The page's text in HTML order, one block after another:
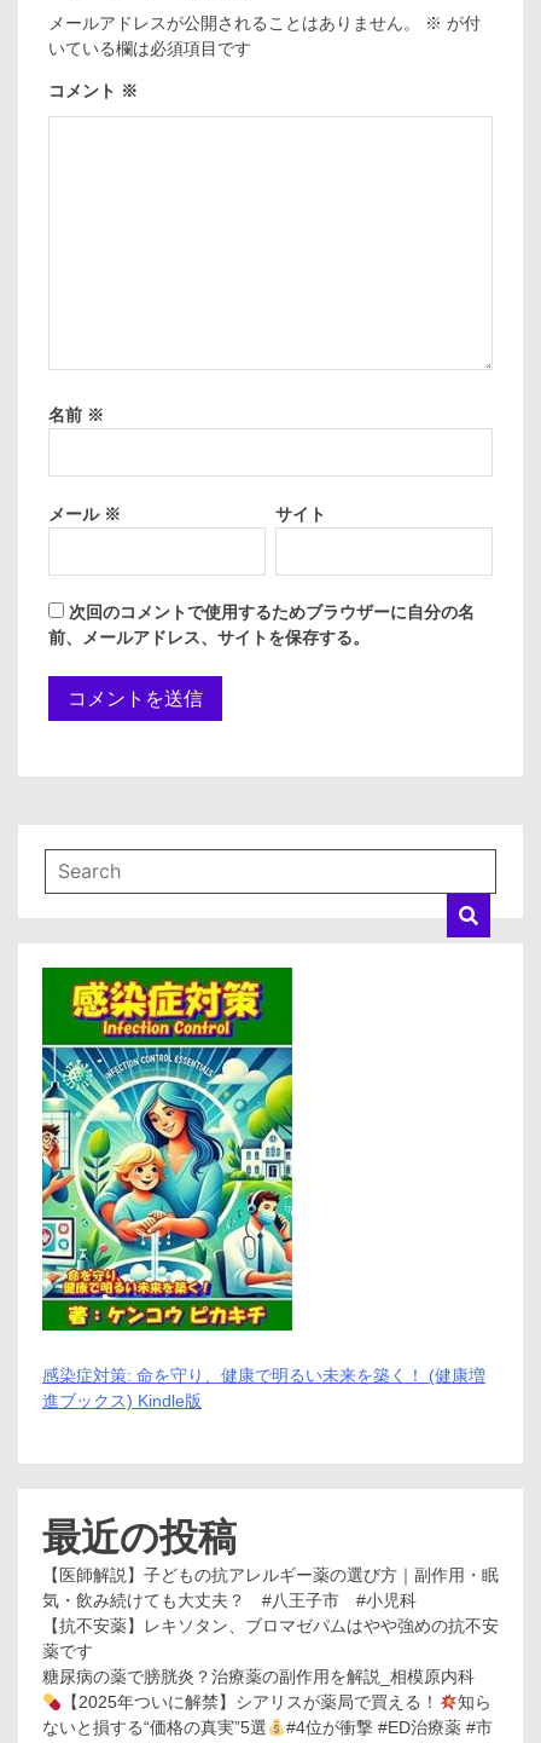
メールアドレスが公開されることはありません。 ※ が付
いている欄は必須項目です
コメント ※
名前 ※
メール ※ サイト
次回のコメントで使用するためブラウザーに自分の名
前、メールアドレス、サイトを保存する。
感染症対策: 命を守り、健康で明るい未来を築く！ (健康増
進ブックス) Kindle版
最近の投稿
【医師解説】子どもの抗アレルギー薬の選び方｜副作用・眠
気・飲み続けても大丈夫？ #八王子市 #小児科
【抗不安薬】レキソタン、ブロマゼパムはやや強めの抗不安
薬です
糖尿病の薬で膀胱炎？治療薬の副作用を解説_相模原内科
【2025年ついに解禁】シアリスが薬局で買える！
知ら
ないと損する“価格の真実”5選
#4位が衝撃 #ED治療薬 #市